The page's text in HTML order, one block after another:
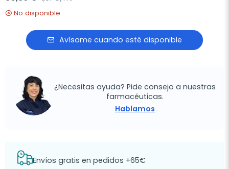
No disponible
Avísame cuando esté disponible
¿Necesitas ayuda? Pide consejo a nuestras
farmacéuticas.
Hablamos
Envíos gratis en pedidos +65€